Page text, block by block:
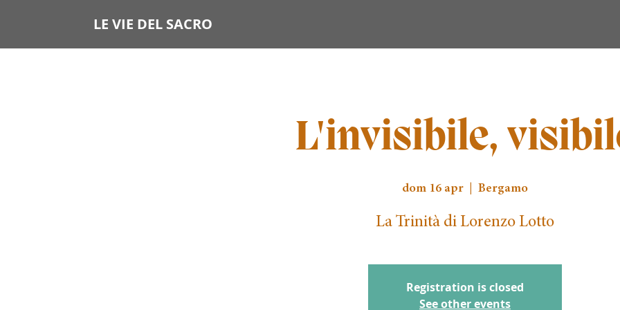
LE VIE DEL SACRO
L'invisibile,
dom 16 apr Bergamo
La Trinità di Lorenzo Lotto
Registration is closed
See other events